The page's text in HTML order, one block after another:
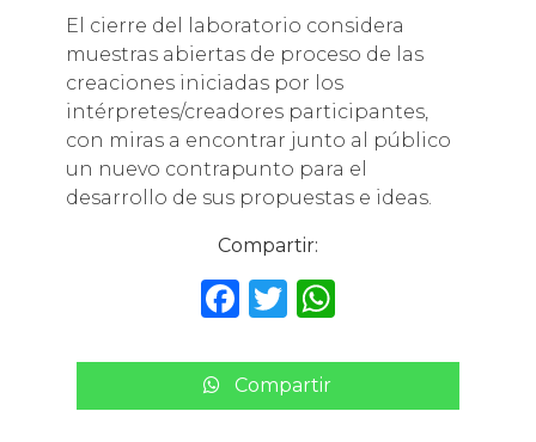
El cierre del laboratorio considera
muestras abiertas de proceso de las
creaciones iniciadas por los
intérpretes/creadores participantes,
con miras a encontrar junto al público
un nuevo contrapunto para el
desarrollo de sus propuestas e ideas.
Compartir:
F
c
e
T
it
te
W
a
ts
Compartir